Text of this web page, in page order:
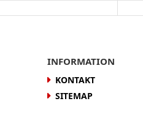
INFORMATION
KONTAKT
SITEMAP